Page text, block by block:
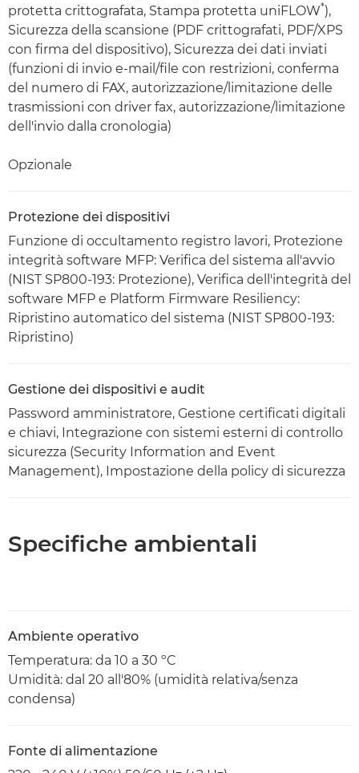
protetta crittografata, Stampa protetta uniFLOW*),
Sicurezza della scansione (PDF crittografati, PDF/XPS
con firma del dispositivo), Sicurezza dei dati inviati
(funzioni di invio e-mail/file con restrizioni, conferma
del numero di FAX, autorizzazione/limitazione delle
trasmissioni con driver fax, autorizzazione/limitazione
dell'invio dalla cronologia)
Opzionale
Protezione dei dispositivi
Funzione di occultamento registro lavori, Protezione
integrità software MFP: Verifica del sistema all'avvio
(NIST SP800-193: Protezione), Verifica dell'integrità del
software MFP e Platform Firmware Resiliency:
Ripristino automatico del sistema (NIST SP800-193:
Ripristino)
Gestione dei dispositivi e audit
Password amministratore, Gestione certificati digitali
e chiavi, Integrazione con sistemi esterni di controllo
sicurezza (Security Information and Event
Management), Impostazione della policy di sicurezza
Specifiche ambientali
Ambiente operativo
Temperatura: da 10 a 30 ºC
Umidità: dal 20 all'80% (umidità relativa/senza
condensa)
Fonte di alimentazione